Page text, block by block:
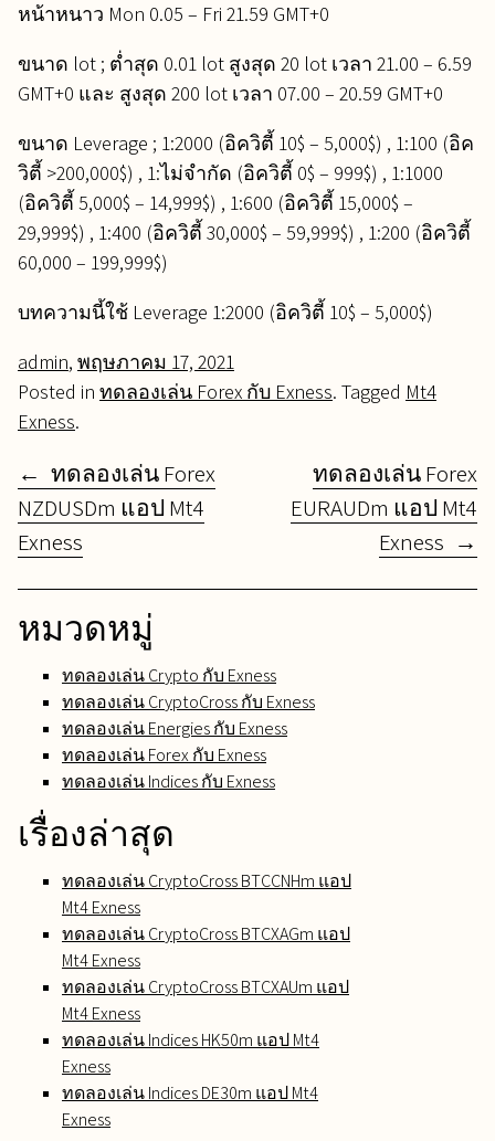
หน้าหนาว Mon 0.05 – Fri 21.59 GMT+0
ขนาด lot ; ต่ำสุด 0.01 lot สูงสุด 20 lot เวลา 21.00 – 6.59
GMT+0 และ สูงสุด 200 lot เวลา 07.00 – 20.59 GMT+0
ขนาด Leverage ; 1:2000 (อิควิตี้ 10$ – 5,000$) , 1:100 (อิค
วิตี้ >200,000$) , 1:ไม่จำกัด (อิควิตี้ 0$ – 999$) , 1:1000
(อิควิตี้ 5,000$ – 14,999$) , 1:600 (อิควิตี้ 15,000$ –
29,999$) , 1:400 (อิควิตี้ 30,000$ – 59,999$) , 1:200 (อิควิตี้
60,000 – 199,999$)
บทความนี้ใช้ Leverage 1:2000 (อิควิตี้ 10$ – 5,000$)
admin, Posted
on:
พฤษภาคม 17, 2021
on:
Posted in ทดลองเล่น Forex กับ Exness. Tagged Mt4
Exness.
แนะแนว
เรื่อง
ทดลองเล่น Forex
NZDUSDm แอป Mt4
Exness
ทดลองเล่น Forex
EURAUDm แอป Mt4
Exness
หมวดหมู่
ทดลองเล่น Crypto กับ Exness
ทดลองเล่น CryptoCross กับ Exness
ทดลองเล่น Energies กับ Exness
ทดลองเล่น Forex กับ Exness
ทดลองเล่น Indices กับ Exness
เรื่องล่าสุด
ทดลองเล่น CryptoCross BTCCNHm แอป
Mt4 Exness
ทดลองเล่น CryptoCross BTCXAGm แอป
Mt4 Exness
ทดลองเล่น CryptoCross BTCXAUm แอป
Mt4 Exness
ทดลองเล่น Indices HK50m แอป Mt4
Exness
ทดลองเล่น Indices DE30m แอป Mt4
Exness